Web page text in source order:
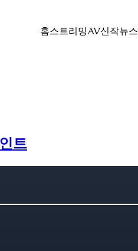
홈스트리밍AV신작뉴스
트